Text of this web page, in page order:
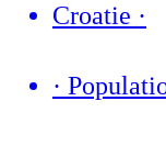
Croatie ·
·